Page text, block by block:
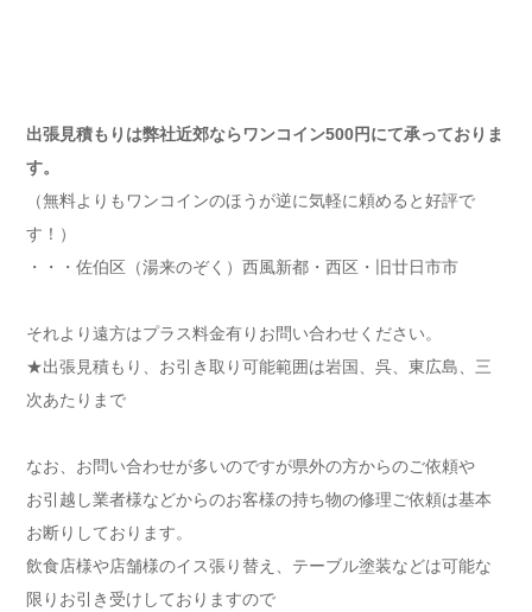
出張見積もりは弊社近郊ならワンコイン500円にて承っておりま
す。
（無料よりもワンコインのほうが逆に気軽に頼めると好評で
す！）
・・・佐伯区（湯来のぞく）西風新都・西区・旧廿日市市
それより遠方はプラス料金有りお問い合わせください。
★出張見積もり、お引き取り可能範囲は岩国、呉、東広島、三
次あたりまで
なお、お問い合わせが多いのですが県外の方からのご依頼や
お引越し業者様などからのお客様の持ち物の修理ご依頼は基本
お断りしております。
飲食店様や店舗様のイス張り替え、テーブル塗装などは可能な
限りお引き受けしておりますので